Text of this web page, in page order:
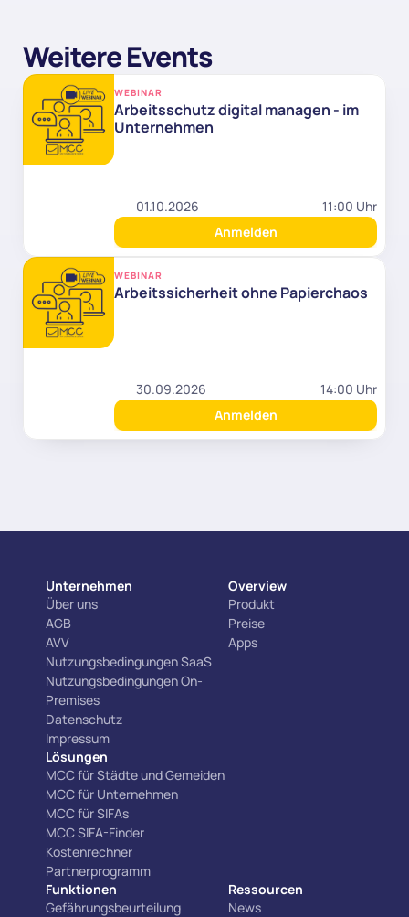
Weitere Events
WEBINAR
Arbeitsschutz digital managen - im
Unternehmen
01.10.2026
11:00 Uhr
Anmelden
WEBINAR
Arbeitssicherheit ohne Papierchaos
30.09.2026
14:00 Uhr
Anmelden
Unternehmen
Über uns
AGB
AVV
Nutzungsbedingungen SaaS
Nutzungsbedingungen On-
Premises
Datenschutz
Impressum
Overview
Produkt
Preise
Apps
Lösungen
MCC für Städte und Gemeiden
MCC für Unternehmen
MCC für SIFAs
MCC SIFA-Finder
Kostenrechner
Partnerprogramm
Funktionen
Gefährungsbeurteilung
Ressourcen
News